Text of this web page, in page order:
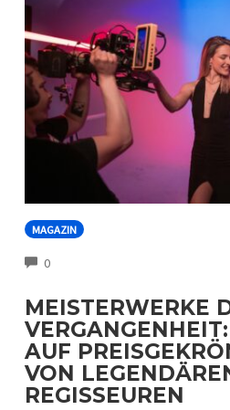
MAGAZIN
0COMMENTS
MEISTERWERKE
AUF
VON
REGISSEUREN